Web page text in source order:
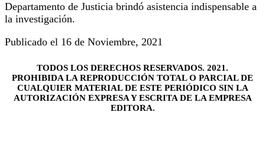
Departamento de Justicia brindó asistencia indispensable a
la investigación.
Publicado el 16 de Noviembre, 2021
TODOS LOS DERECHOS RESERVADOS. 2021.
PROHIBIDA LA REPRODUCCIÓN TOTAL O PARCIAL DE
CUALQUIER MATERIAL DE ESTE PERIÓDICO SIN LA
AUTORIZACIÓN EXPRESA Y ESCRITA DE LA EMPRESA
EDITORA.